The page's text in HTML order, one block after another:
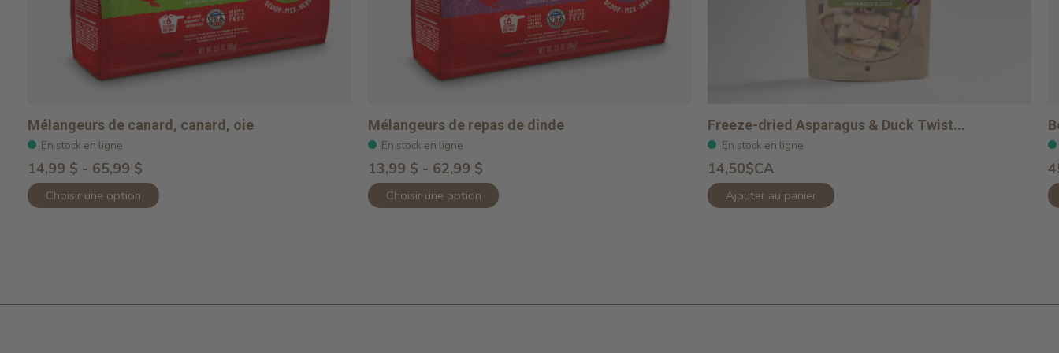
Mélangeurs de canard, canard, oie
En stock en ligne
14,99 $ - 65,99 $
Choisir une option
Mélangeurs de repas de dinde
En stock en ligne
13,99 $ - 62,99 $
Choisir une option
Freeze-dried Asparagus & Duck Twist...
En stock en ligne
14,50$CA
Ajouter au panier